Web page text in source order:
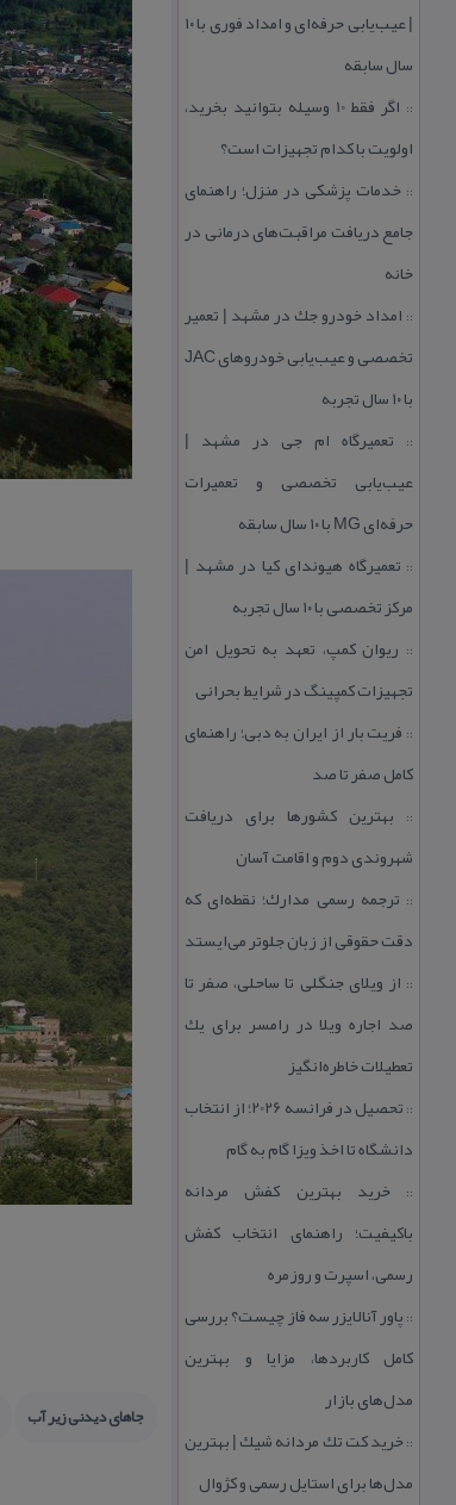
| عیب‌یابی حرفه‌ای و امداد فوری با ۱۰
سال سابقه
::
اگر فقط 10 وسیله بتوانید بخرید،
اولویت با كدام تجهیزات است؟
:: خدمات پزشكی در منزل؛ راهنمای
جامع دریافت مراقبت‌های درمانی در
خانه
:: امداد خودرو جك در مشهد | تعمیر
تخصصی و عیب‌یابی خودروهای JAC
با ۱۰ سال تجربه
:: تعمیرگاه ام جی در مشهد |
عیب‌یابی تخصصی و تعمیرات
حرفه‌ای MG با ۱۰ سال سابقه
:: تعمیرگاه هیوندای كیا در مشهد |
مركز تخصصی با ۱۰ سال تجربه
:: ریوان كمپ، تعهد به تحویل امن
تجهیزات كمپینگ در شرایط بحرانی
:: فریت بار از ایران به دبی؛ راهنمای
كامل صفر تا صد
:: بهترین كشورها برای دریافت
شهروندی دوم و اقامت آسان
:: ترجمه رسمی مدارك؛ نقطه‌ای كه
دقت حقوقی از زبان جلوتر می‌ایستد
:: از ویلای جنگلی تا ساحلی، صفر تا
صد اجاره ویلا در رامسر برای یك
تعطیلات خاطره‌انگیز
::
تحصیل در فرانسه 2026؛ از انتخاب
دانشگاه تا اخذ ویزا گام به گام
::خرید بهترین كفش مردانه
باكیفیت؛ راهنمای انتخاب كفش
رسمی، اسپرت و روزمره
:: پاور آنالایزر سه فاز چیست؟ بررسی
كامل كاربردها، مزایا و بهترین
مدل‌های بازار
::خرید كت تك مردانه شیك | بهترین
مدل‌ها برای استایل رسمی و كژوال
جاهای دیدنی زیر آب